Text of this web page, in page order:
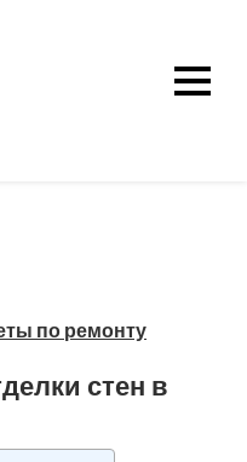
по ремонту
стен в